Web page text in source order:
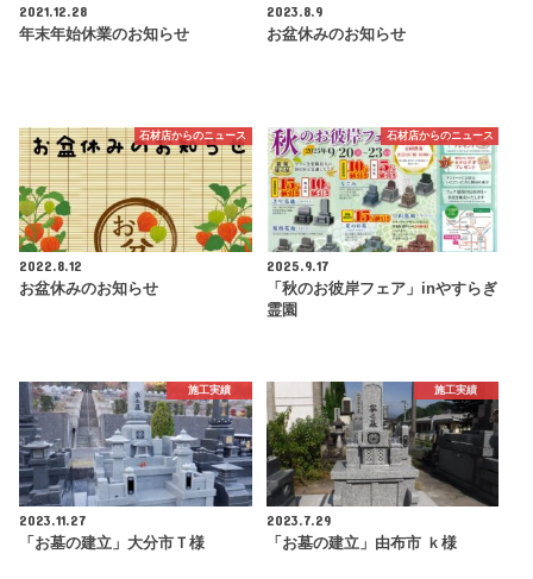
2021.12.28
年末年始休業のお知らせ
2023.8.9
お盆休みのお知らせ
石材店からのニュース
2022.8.12
お盆休みのお知らせ
石材店からのニュース
2025.9.17
「秋のお彼岸フェア」inやすらぎ
霊園
施工実績
2023.11.27
「お墓の建立」大分市Ｔ様
施工実績
2023.7.29
「お墓の建立」由布市 ｋ様